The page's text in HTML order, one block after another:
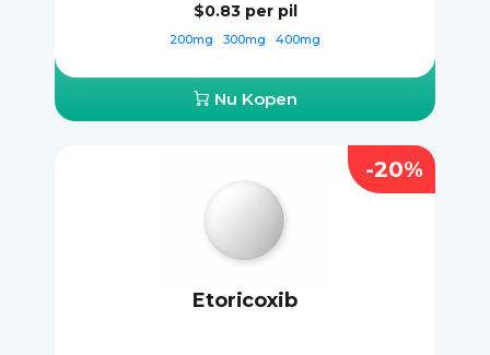
$0.83 per pil
200mg 300mg 400mg
Nu Kopen
Etoricoxib
-20%